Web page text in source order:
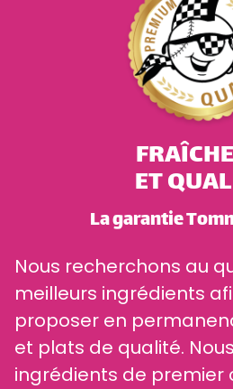
ET
La garantie
Nous recherchons au
meilleurs ingrédients
proposer en
et plats de qualité.
ingrédients de premier